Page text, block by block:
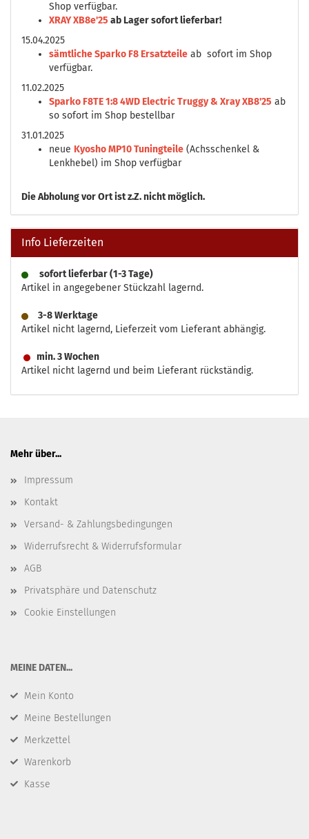
Shop verfügbar.
XRAY XB8e'25 ab Lager sofort lieferbar!
15.04.2025
sämtliche Sparko F8 Ersatzteile ab sofort im Shop
verfügbar.
11.02.2025
Sparko F8TE 1:8 4WD Electric Truggy & Xray XB8'25 ab
so sofort im Shop bestellbar
31.01.2025
neue Kyosho MP10 Tuningteile (Achsschenkel &
Lenkhebel) im Shop verfügbar
DieAbholung vor Ort ist z.Z. nicht möglich.
Info Lieferzeiten
sofort lieferbar (1-3 Tage)
Artikel in angegebener Stückzahl lagernd.
3-8 Werktage
Artikel nicht lagernd, Lieferzeit vom Lieferant abhängig.
min. 3 Wochen
Artikel nicht lagernd und beim Lieferant rückständig.
Mehr über...
Impressum
Kontakt
Versand- & Zahlungsbedingungen
Widerrufsrecht & Widerrufsformular
AGB
Privatsphäre und Datenschutz
Cookie Einstellungen
​MEINE DATEN...
Mein Konto
Meine Bestellungen
Merkzettel
Warenkorb
Kasse